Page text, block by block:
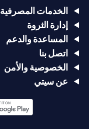
الخدمات المصرفية
إدارة الثروة
المساعدة والدعم
اتصل بنا
الخصوصية والأمن
عن سيتي